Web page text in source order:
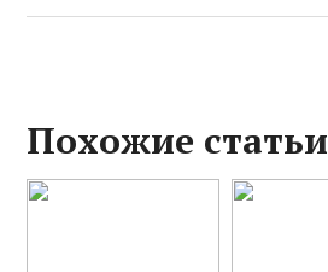
Похожие статьи